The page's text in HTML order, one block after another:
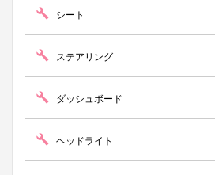
シート
ステアリング
ダッシュボード
ヘッドライト